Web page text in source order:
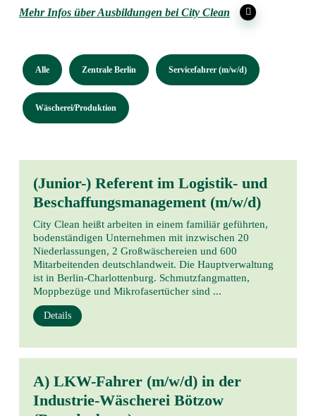
Mehr Infos über Ausbildungen bei City Clean
Alle Zentrale Berlin Servicefahrer (m/w/d)
Wäscherei/Produktion
(Junior-) Referent im Logistik- und
Beschaffungsmanagement (m/w/d)
City Clean heißt arbeiten in einem familiär geführten,
bodenständigen Unternehmen mit inzwischen 20
Niederlassungen, 2 Großwäschereien und 600
Mitarbeitenden deutschlandweit. Die Hauptverwaltung
ist in Berlin-Charlottenburg. Schmutzfangmatten,
Moppbezüge und Mikrofasertücher sind ...
Details
A) LKW-Fahrer (m/w/d) in der
Industrie-Wäscherei Bötzow